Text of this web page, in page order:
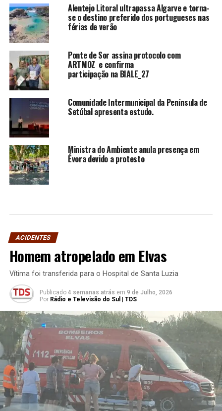
Alentejo Litoral ultrapassa Algarve e torna-
se o destino preferido dos portugueses nas
férias de verão
Ponte de Sor assina protocolo com
ARTMOZ e confirma
participação na BIALE_27
Comunidade Intermunicipal da Península de
Setúbal apresenta estudo.
Ministra do Ambiente anula presença em
Évora devido a protesto
ACIDENTES
Homem atropelado em Elvas
Vítima foi transferida para o Hospital de Santa Luzia
Publicado 4 semanas atrás em 9 de Julho, 2026
Por Rádio e Televisão do Sul | TDS